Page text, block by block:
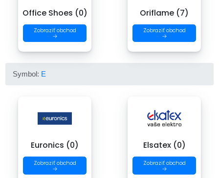
Office Shoes (0)
Zobraziť obchod
→
Oriflame (7)
Zobraziť obchod
→
Symbol: E
Euronics (0)
Zobraziť obchod
→
Elsatex (0)
Zobraziť obchod
→